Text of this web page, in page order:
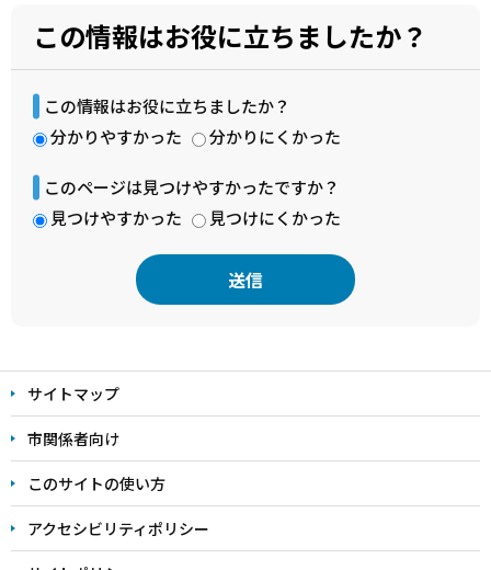
この情報はお役に立ちましたか？
この情報はお役に立ちましたか？
分かりやすかった
分かりにくかった
このページは見つけやすかったですか？
見つけやすかった
見つけにくかった
文
こ
こ
ま
サイトマップ
市関係者向け
このサイトの使い方
アクセシビリティポリシー